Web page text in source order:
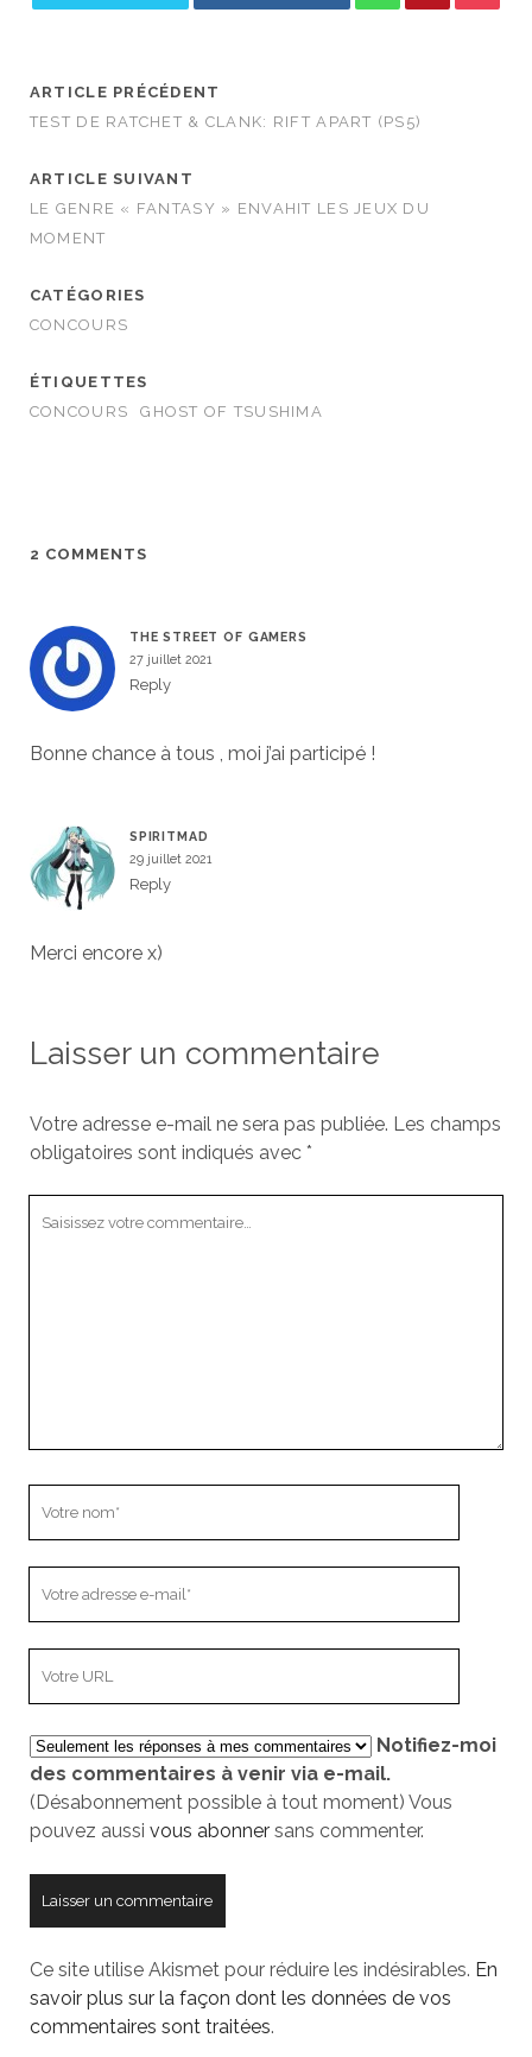
ARTICLE PRÉCÉDENT
TEST DE RATCHET & CLANK: RIFT APART (PS5)
ARTICLE SUIVANT
LE GENRE « FANTASY » ENVAHIT LES JEUX DU
MOMENT
CATÉGORIES
CONCOURS
ÉTIQUETTES
CONCOURS
GHOST OF TSUSHIMA
2 COMMENTS
THE STREET OF GAMERS
27 juillet 2021
Reply
Bonne chance à tous , moi j’ai participé !
SPIRITMAD
29 juillet 2021
Reply
Merci encore x)
Laisser un commentaire
Votre adresse e-mail ne sera pas publiée. Les champs
obligatoires sont indiqués avec *
mail
votre
site
Notifiez-moi
des commentaires à venir via e-mail.
(Désabonnement possible à tout moment) Vous
pouvez aussi vous abonnersans commenter.
Ce site utilise Akismet pour réduire les indésirables. En
savoir plus sur la façon dont les données de vos
commentaires sont traitées.